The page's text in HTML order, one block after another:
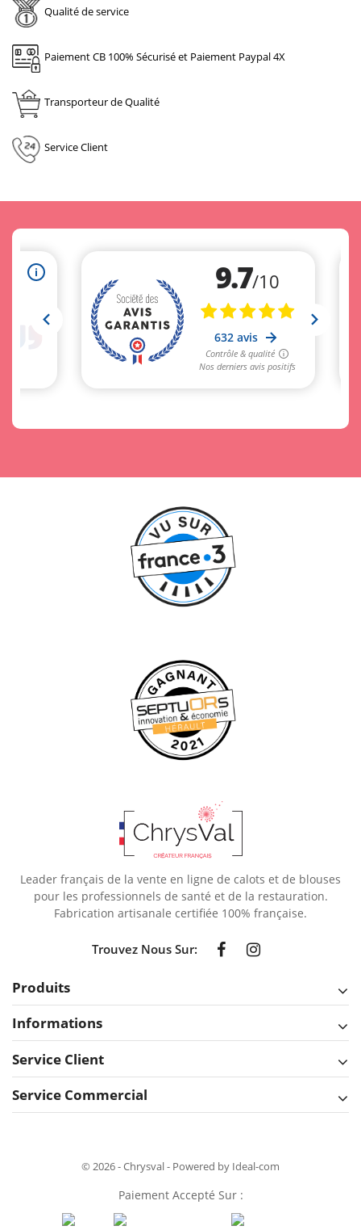
Qualité de service
Paiement CB 100% Sécurisé et Paiement Paypal 4X
Transporteur de Qualité
Service Client
Leader français de la vente en ligne de calots et de blouses
pour les professionnels de santé et de la restauration.
Fabrication artisanale certifiée 100% française.
Trouvez Nous Sur:
Produits
Informations
Service Client
Service Commercial
© 2026 - Chrysval - Powered by Ideal-com
Paiement Accepté Sur :